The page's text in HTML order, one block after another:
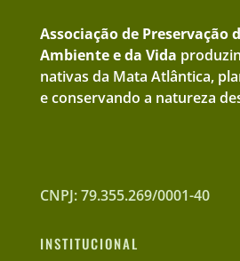
Associação de Preservação
Ambiente e da Vida
nativas da Mata Atlântica,
e conservando a natureza
CNPJ: 79.355.269/0001-40
INSTITUCIONAL